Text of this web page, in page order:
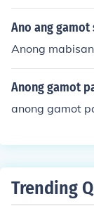
ulot ng mga
olyte
hindi ito
ng gamot.
dudulot ng
anin ang
Ano ang gamot
Anong
Anong gamot
anong gamot
Trending